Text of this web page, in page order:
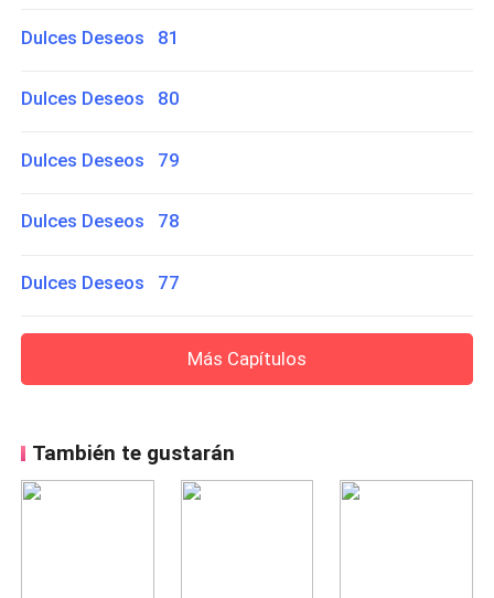
Dulces Deseos 81
Dulces Deseos 80
Dulces Deseos 79
Dulces Deseos 78
Dulces Deseos 77
Más Capítulos
También te gustarán